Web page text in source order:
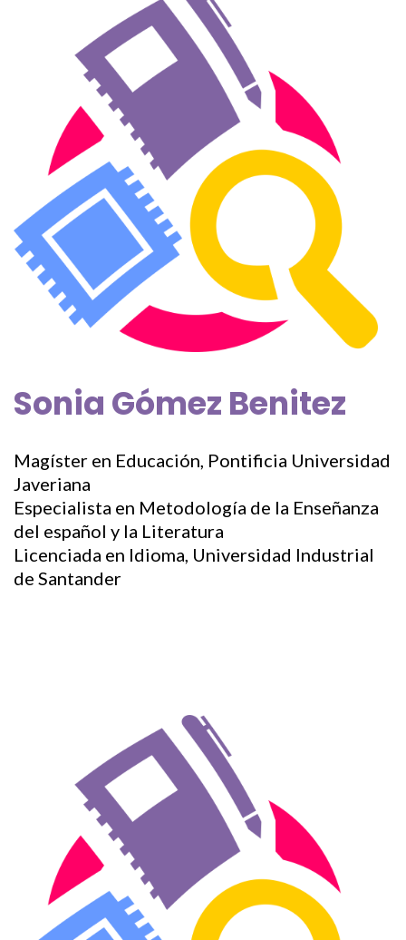
Sonia Gómez Benitez
Magíster en Educación, Pontificia Universidad
Javeriana
Especialista en Metodología de la Enseñanza
del español y la Literatura
Licenciada en Idioma, Universidad Industrial
de Santander